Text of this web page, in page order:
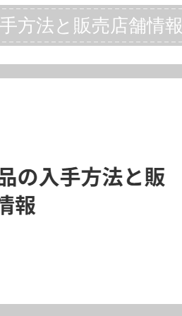
方法と販売店舗情報